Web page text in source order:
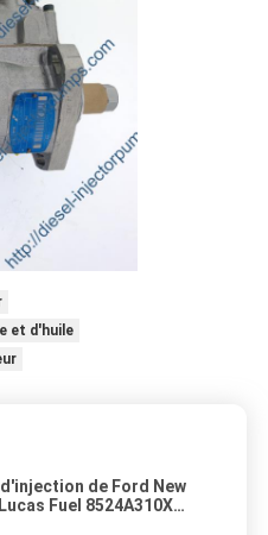
et d'huile
d'injection de Ford New
Fuel 8524A310X